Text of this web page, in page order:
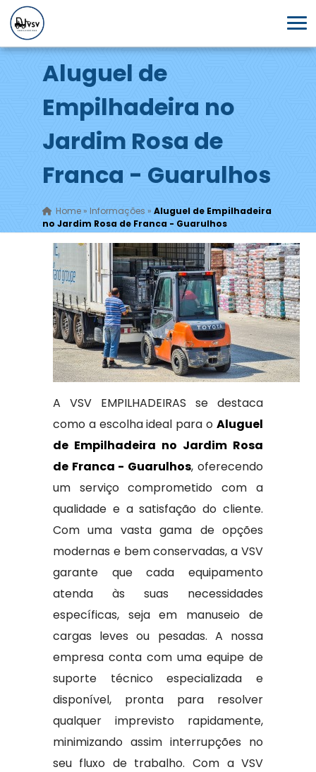
Aluguel de
Empilhadeira no
Jardim Rosa de
Franca - Guarulhos
Home» Informações » Aluguel de Empilhadeira
no Jardim Rosa de Franca - Guarulhos
A VSV EMPILHADEIRAS se destaca
como a escolha ideal para oAluguel
de Empilhadeira no Jardim Rosa
de Franca - Guarulhos, oferecendo
um serviço comprometido com a
qualidade e a satisfação do cliente.
Com uma vasta gama de opções
modernas e bem conservadas, a VSV
garante que cada equipamento
atenda às suas necessidades
específicas, seja em manuseio de
cargas leves ou pesadas. A nossa
empresa conta com uma equipe de
suporte técnico especializada e
disponível, pronta para resolver
qualquer imprevisto rapidamente,
minimizando assim interrupções no
seu fluxo de trabalho. Com a VSV